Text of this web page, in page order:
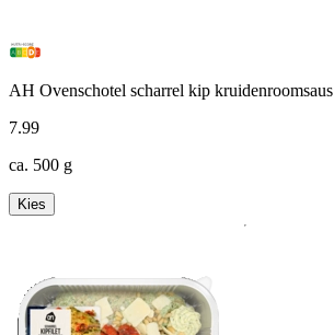
AH Ovenschotel scharrel kip kruidenroomsaus
7.99
ca. 500 g
Kies